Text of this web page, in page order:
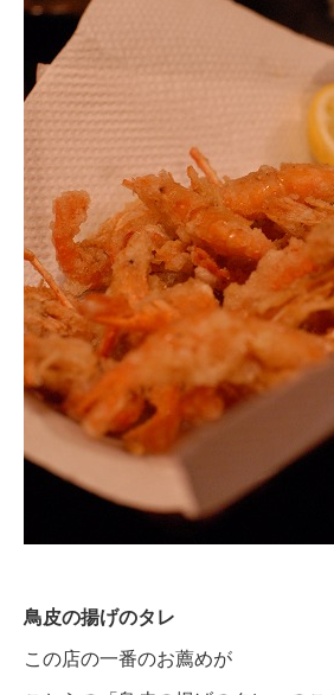
鳥皮の揚げのタレ
この店の一番のお薦めが